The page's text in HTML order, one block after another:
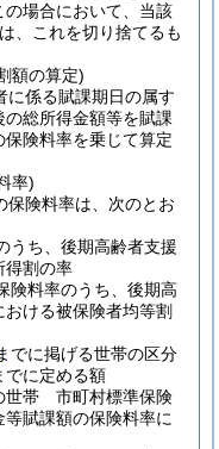
の場合において、当該
、これを切り捨てるも
額の算定)
に係る賦課期日の属す
総所得金額等を賦課
保険料率を乗じて算定
率)
保険料率は、次のとお
ち、後期高齢者支援
得割の率
料率のうち、後期高
ける被保険者均等割
でに掲げる世帯の区分
でに定める額
世帯 市町村標準保険
賦課額の保険料率に